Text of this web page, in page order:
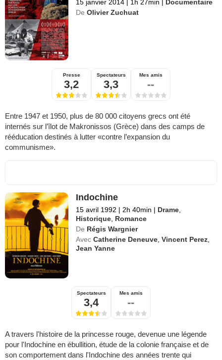
15 janvier 2014 1h 27min
Documentaire
De Olivier Zuchuat
Presse
3,2
Spectateurs
3,3
Mes amis
--
Entre 1947 et 1950, plus de 80 000 citoyens grecs ont été
internés sur l’îlot de Makronissos (Grèce) dans des camps de
rééducation destinés à lutter «contre l’expansion du
communisme».
Indochine
15 avril 1992 | 2h 40min | Drame
Historique Romance
De Régis Wargnier
Avec Catherine Deneuve ,Vincent Perez
Jean Yanne
Spectateurs
3,4
Mes amis
--
A travers l'histoire de la princesse rouge, devenue une légende
pour l'Indochine en ébullition, étude de la colonie française et de
son comportement dans l'Indochine des années trente qui